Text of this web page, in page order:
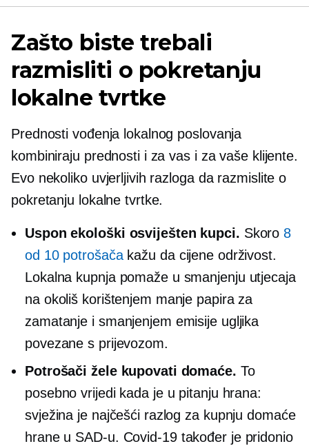
Zašto biste trebali
razmisliti o pokretanju
lokalne tvrtke
Prednosti vođenja lokalnog poslovanja
kombiniraju prednosti i za vas i za vaše klijente.
Evo nekoliko uvjerljivih razloga da razmislite o
pokretanju lokalne tvrtke.
Usponekološki osviješten kupci. Skoro 8
od 10 potrošačakažu da cijene održivost.
Lokalna kupnja pomaže u smanjenju utjecaja
na okoliš korištenjem manje papira za
zamatanje i smanjenjem emisije ugljika
povezane s prijevozom.
Potrošači žele kupovati domaće. To
posebno vrijedi kada je u pitanju hrana:
svježina je najčešći razlog za kupnju domaće
hrane u SAD-u. Covid-19također je pridonio